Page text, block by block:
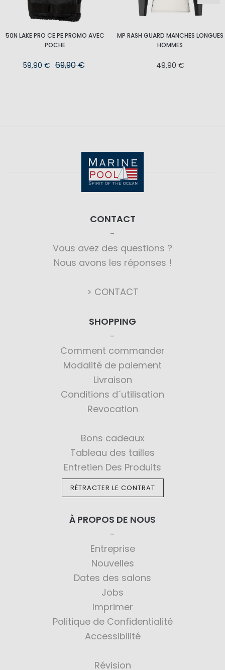
50N LAKE PRO CE PE PROMO AVEC
POCHE
59,90 € 69,90 €
MP RASH GUARD MANCHES LONGUES
HOMMES
49,90 €
CONTACT
Vous avez des questions ?
Nous avons les réponses !
> CONTACT
SHOPPING
Comment commander
Modalité de paiement
Livraison
Conditions d´utilisation
Revocation
Bons cadeaux
Tableau des tailles
Entretien Des Produits
RÉTRACTER LE CONTRAT
À PROPOS DE NOUS
Entreprise
Nouvelles
Dates des salons
Jobs
Imprimer
Politique de Confidentialité
Accessibilité
Révision